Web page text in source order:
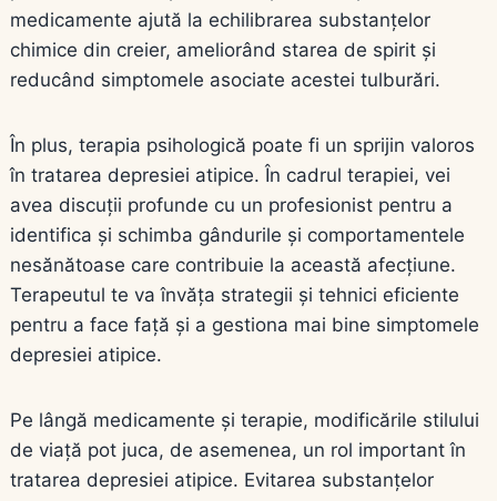
medicamente ajută la echilibrarea substanțelor
chimice din creier, ameliorând starea de spirit și
reducând simptomele asociate acestei tulburări.
În plus, terapia psihologică poate fi un sprijin valoros
în tratarea depresiei atipice. În cadrul terapiei, vei
avea discuții profunde cu un profesionist pentru a
identifica și schimba gândurile și comportamentele
nesănătoase care contribuie la această afecțiune.
Terapeutul te va învăța strategii și tehnici eficiente
pentru a face față și a gestiona mai bine simptomele
depresiei atipice.
Pe lângă medicamente și terapie, modificările stilului
de viață pot juca, de asemenea, un rol important în
tratarea depresiei atipice. Evitarea substanțelor